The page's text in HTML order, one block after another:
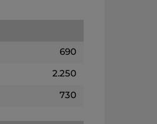
690
2.250
730